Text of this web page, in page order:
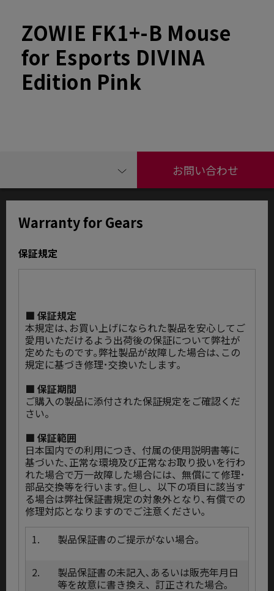
ZOWIE FK1+-B Mouse
for Esports DIVINA
Edition Pink
お問い合わせ
Warranty for Gears
保証規定
■ 保証規定
本規定は､お買い上げになられた製品を安心してご
愛用いただけるよう出荷後の保証について弊社が
定めたものです｡弊社製品が故障した場合は､この
規定に基づき修理･交換いたします｡
■ 保証期間
ご購入の製品に添付された保証規定をご確認くだ
さい。
■ 保証範囲
日本国内での利用につき、付属の使用説明書等に
基づいた､正常な環境及び正常なお取り扱いを行わ
れた場合で万一故障した場合には、無償にて修理･
部品交換等を行います｡但し、以下の項目に該当す
る場合は弊社保証書規定の対象外となり､有償での
修理対応となりますのでご注意ください｡
1.
製品保証書のご提示がない場合。
2.
製品保証書の未記入､あるいは販売年月日
等を故意に書き換え、訂正された場合｡